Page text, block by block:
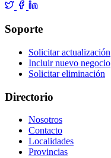
Soporte
Solicitar actualización
Incluir nuevo negocio
Solicitar eliminación
Directorio
Nosotros
Contacto
Localidades
Provincias